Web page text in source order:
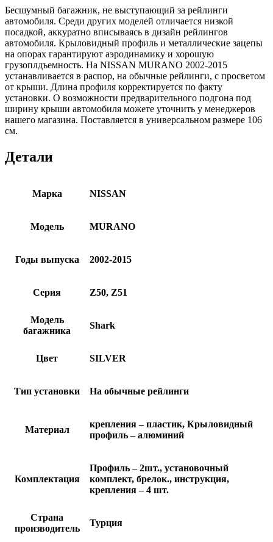
Бесшумный багажник, не выступающий за рейлинги
автомобиля. Среди других моделей отличается низкой
посадкой, аккуратно вписываясь в дизайн рейлингов
автомобиля. Крыловидный профиль и металлические зацепы
на опорах гарантируют аэродинамику и хорошую
грузоплдъемность. На NISSAN MURANO 2002-2015
устанавливается в распор, на обычные рейлинги, с просветом
от крыши. Длина профиля корректируется по факту
установки. О возможности предварительного подгона под
ширину крыши автомобиля можете уточнить у менеджеров
нашего магазина. Поставляется в универсальном размере 106
см.
Детали
Марка NISSAN
Модель MURANO
Годы выпуска 2002-2015
Серия Z50, Z51
Модель
багажника
Shark
Цвет SILVER
Тип установки На обычные рейлинги
Материал
крепления – пластик, Крыловидный
профиль – алюминий
Комплектация
Профиль – 2шт., установочный
комплект, брелок., инструкция,
крепления – 4 шт.
Страна
производитель
Турция